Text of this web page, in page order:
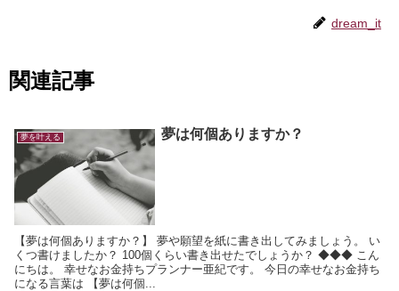
dream_it
関連記事
夢を叶える 夢は何個ありますか？
【夢は何個ありますか？】 夢や願望を紙に書き出してみましょう。 い
くつ書けましたか？ 100個くらい書き出せたでしょうか？ ◆◆◆ こん
にちは。 幸せなお金持ちプランナー亜紀です。 今日の幸せなお金持ち
になる言葉は 【夢は何個...